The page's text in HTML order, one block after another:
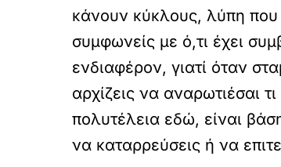
κάνουν κύκλους, λύπη που
συμφωνείς με ό,τι έχει
ενδιαφέρον, γιατί όταν
αρχίζεις να αναρωτιέσαι
πολυτέλεια εδώ, είναι
να καταρρεύσεις ή να